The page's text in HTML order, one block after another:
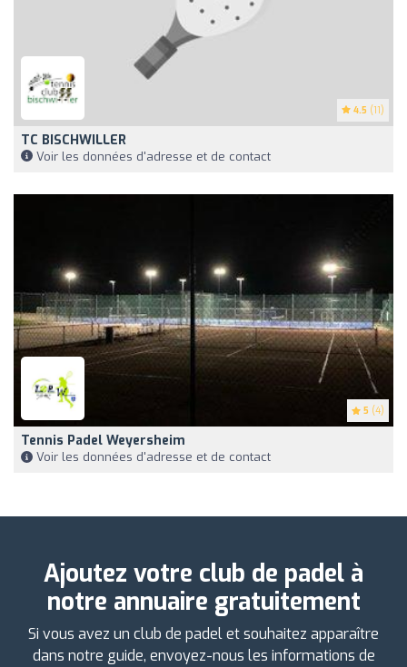
4.5 (11)
TC BISCHWILLER
Voir les données d'adresse et de contact
5 (4)
Tennis Padel Weyersheim
Voir les données d'adresse et de contact
Ajoutez votre club de padel à
notre annuaire gratuitement
Si vous avez un club de padel et souhaitez apparaître
dans notre guide, envoyez-nous les informations de